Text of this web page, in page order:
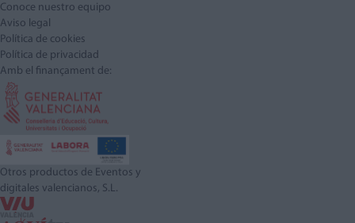
Conoce nuestro equipo
Aviso legal
Política de cookies
Política de privacidad
Amb el finançament de:
Otros productos de Eventos y
digitales valencianos, S.L.